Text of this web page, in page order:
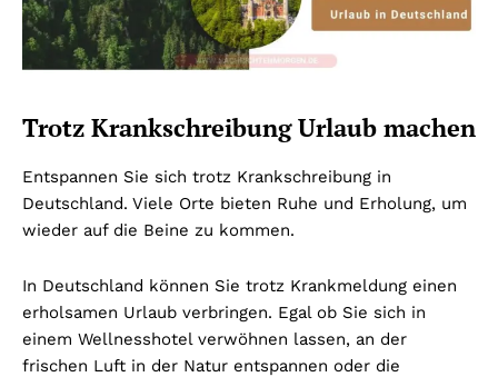
Trotz Krankschreibung Urlaub machen
Entspannen Sie sich trotz Krankschreibung in
Deutschland. Viele Orte bieten Ruhe und Erholung, um
wieder auf die Beine zu kommen.
In Deutschland können Sie trotz Krankmeldung einen
erholsamen Urlaub verbringen. Egal ob Sie sich in
einem Wellnesshotel verwöhnen lassen, an der
frischen Luft in der Natur entspannen oder die